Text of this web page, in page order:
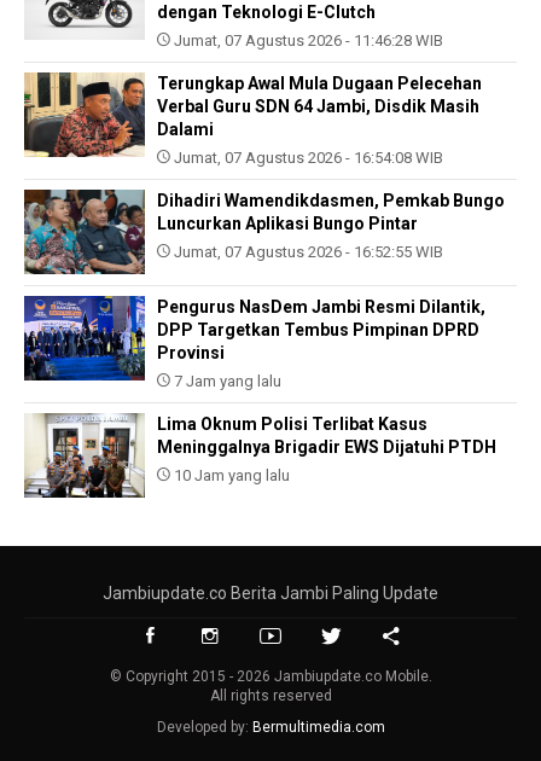
dengan Teknologi E-Clutch
Jumat, 07 Agustus 2026 - 11:46:28 WIB
Terungkap Awal Mula Dugaan Pelecehan
Verbal Guru SDN 64 Jambi, Disdik Masih
Dalami
Jumat, 07 Agustus 2026 - 16:54:08 WIB
Dihadiri Wamendikdasmen, Pemkab Bungo
Luncurkan Aplikasi Bungo Pintar
Jumat, 07 Agustus 2026 - 16:52:55 WIB
Pengurus NasDem Jambi Resmi Dilantik,
DPP Targetkan Tembus Pimpinan DPRD
Provinsi
7 Jam yang lalu
Lima Oknum Polisi Terlibat Kasus
Meninggalnya Brigadir EWS Dijatuhi PTDH
10 Jam yang lalu
Jambiupdate.co Berita Jambi Paling Update
© Copyright 2015 - 2026 Jambiupdate.co Mobile.
All rights reserved
Developed by: Bermultimedia.com